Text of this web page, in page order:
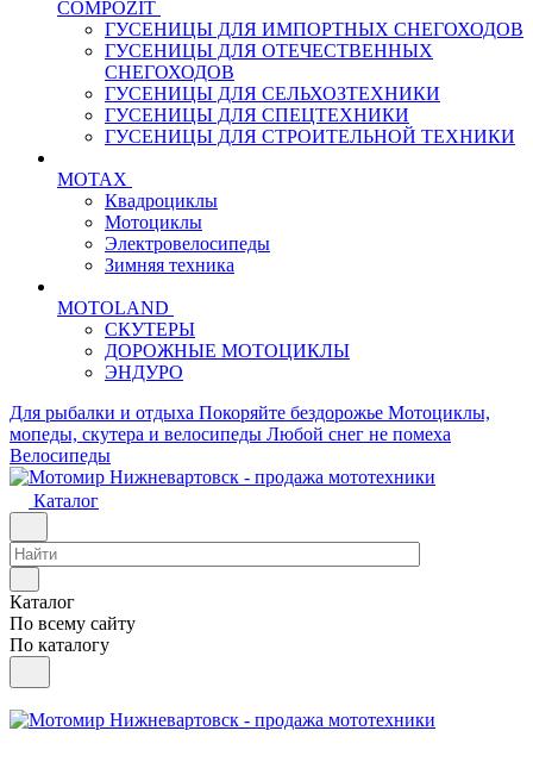
COMPOZIT
ГУСЕНИЦЫ ДЛЯ ИМПОРТНЫХ СНЕГОХОДОВ
ГУСЕНИЦЫ ДЛЯ ОТЕЧЕСТВЕННЫХ
СНЕГОХОДОВ
ГУСЕНИЦЫ ДЛЯ СЕЛЬХОЗТЕХНИКИ
ГУСЕНИЦЫ ДЛЯ СПЕЦТЕХНИКИ
ГУСЕНИЦЫ ДЛЯ СТРОИТЕЛЬНОЙ ТЕХНИКИ
MOTAX
Квадроциклы
Мотоциклы
Электровелосипеды
Зимняя техника
MOTOLAND
СКУТЕРЫ
ДОРОЖНЫЕ МОТОЦИКЛЫ
ЭНДУРО
Для рыбалки и отдыха Покоряйте бездорожье Мотоциклы,
мопеды, скутера и велосипеды Любой снег не помеха
Велосипеды
Каталог
Каталог
По всему сайту
По каталогу